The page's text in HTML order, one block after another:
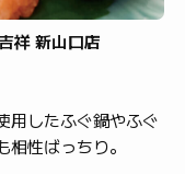
祥 新山口店
用したふぐ鍋やふぐ
性ばっちり。